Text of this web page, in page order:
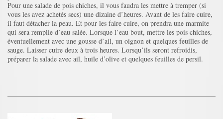
Pour une salade de pois chiches, il vous faudra les mettre à tremper (si
vous les avez achetés secs) une dizaine d’heures. Avant de les faire cuire,
il faut détacher la peau. Et pour les faire cuire, on prendra une marmite
qui sera remplie d’eau salée. Lorsque l’eau bout, mettre les pois chiches,
éventuellement avec une gousse d’ail, un oignon et quelques feuilles de
sauge. Laisser cuire deux à trois heures. Lorsqu’ils seront refroidis,
préparer la salade avec ail, huile d’olive et quelques feuilles de persil.